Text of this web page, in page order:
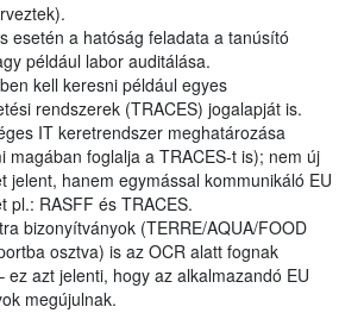
a hatóság feladata a tanúsító
például labor auditálása.
kell keresni például egyes
rendszerek (TRACES) jogalapját is.
IT keretrendszer meghatározása
magában foglalja a TRACES-t is); nem új
jelent, hanem egymással kommunikáló EU
pl.: RASFF és TRACES.
bizonyítványok (TERRE/AQUA/FOOD
osztva) is az OCR alatt fognak
ez azt jelenti, hogy az alkalmazandó EU
megújulnak.